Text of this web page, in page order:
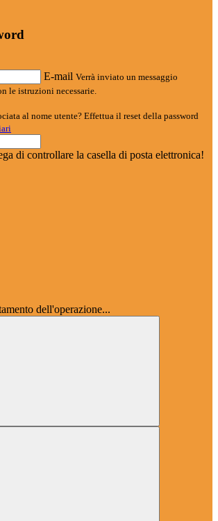
E-mail Verrà inviato un messaggio
le istruzioni necessarie.
al nome utente? Effettua il reset della password
di controllare la casella di posta elettronica!
dell'operazione...